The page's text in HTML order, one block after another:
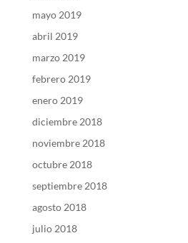
mayo 2019
abril 2019
marzo 2019
febrero 2019
enero 2019
diciembre 2018
noviembre 2018
octubre 2018
septiembre 2018
agosto 2018
julio 2018